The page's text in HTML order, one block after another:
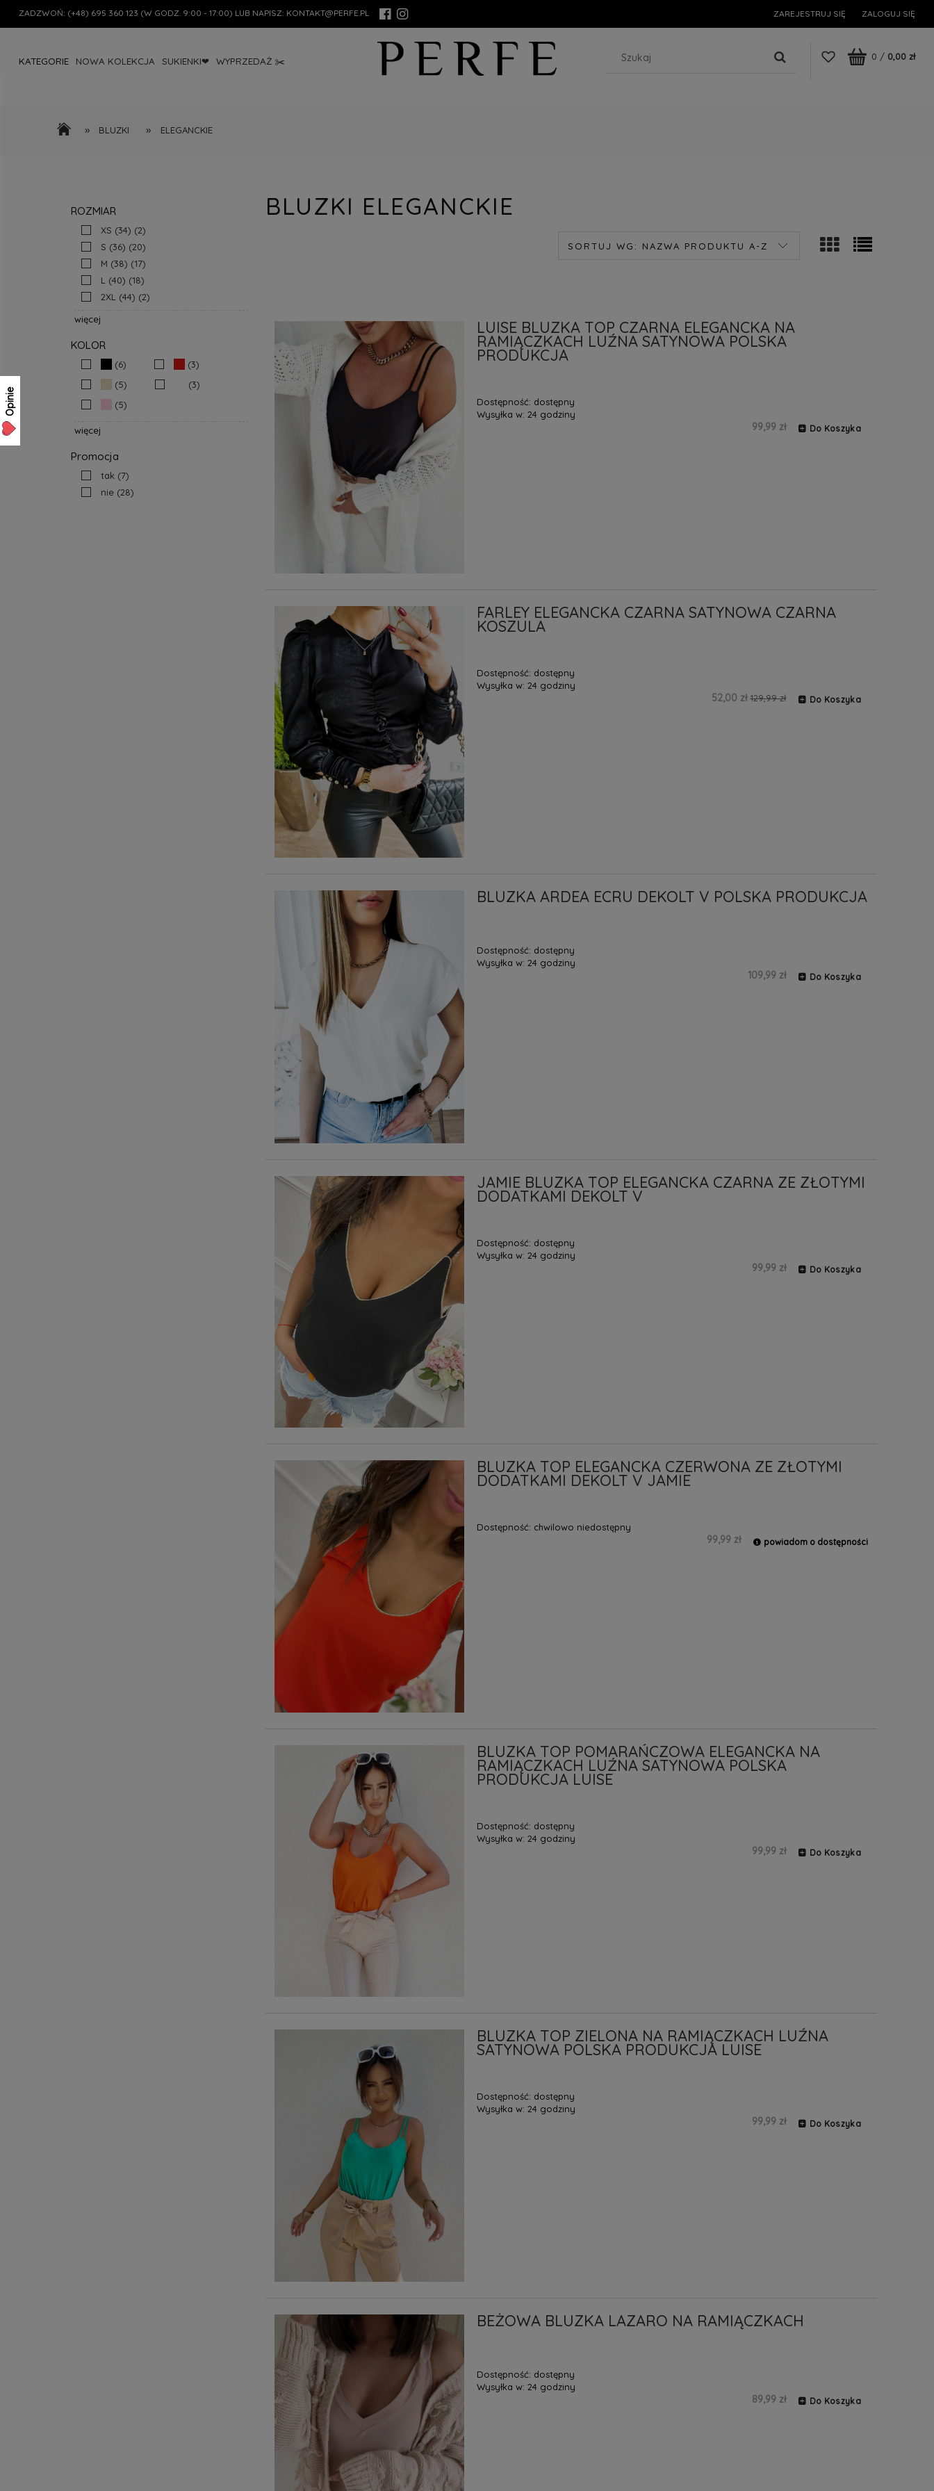
ZADZWOŃ: (+48) 695 360 123 (W GODZ. 9:00 - 17:00) LUB NAPISZ: KONTAKT@PERFE.PL ZAREJESTRUJ SIĘ ZALOGUJ SIĘ
KATEGORIE NOWA KOLEKCJA SUKIENKI❤ WYPRZEDAŻ ✂️ 0 / 0,00 zł
» BLUZKI » ELEGANCKIE
ROZMIAR
XS (34) (2)
S (36) (20)
M (38) (17)
L (40) (18)
2XL (44) (2)
więcej
KOLOR
(6)
(3)
(5)
(3)
(5)
więcej
Promocja
tak (7)
nie (28)
BLUZKI ELEGANCKIE
SORTUJ WG: NAZWA PRODUKTU A-Z
LUISE BLUZKA TOP CZARNA ELEGANCKA NA
RAMIĄCZKACH LUŹNA SATYNOWA POLSKA
PRODUKCJA
Dostępność: dostępny
Wysyłka w: 24 godziny
99,99 zł Do Koszyka
FARLEY ELEGANCKA CZARNA SATYNOWA CZARNA
KOSZULA
Dostępność: dostępny
Wysyłka w: 24 godziny
52,00 zł 129,99 zł Do Koszyka
BLUZKA ARDEA ECRU DEKOLT V POLSKA PRODUKCJA
Dostępność: dostępny
Wysyłka w: 24 godziny
109,99 zł Do Koszyka
JAMIE BLUZKA TOP ELEGANCKA CZARNA ZE ZŁOTYMI
DODATKAMI DEKOLT V
Dostępność: dostępny
Wysyłka w: 24 godziny
99,99 zł Do Koszyka
BLUZKA TOP ELEGANCKA CZERWONA ZE ZŁOTYMI
DODATKAMI DEKOLT V JAMIE
Dostępność: chwilowo niedostępny
99,99 zł powiadom o dostępności
BLUZKA TOP POMARAŃCZOWA ELEGANCKA NA
RAMIĄCZKACH LUŹNA SATYNOWA POLSKA
PRODUKCJA LUISE
Dostępność: dostępny
Wysyłka w: 24 godziny
99,99 zł Do Koszyka
BLUZKA TOP ZIELONA NA RAMIĄCZKACH LUŹNA
SATYNOWA POLSKA PRODUKCJA LUISE
Dostępność: dostępny
Wysyłka w: 24 godziny
99,99 zł Do Koszyka
BEŻOWA BLUZKA LAZARO NA RAMIĄCZKACH
Dostępność: dostępny
Wysyłka w: 24 godziny
89,99 zł Do Koszyka
Opinie